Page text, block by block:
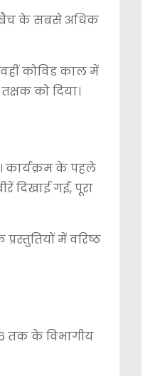
बैच के सबसे अधिक
कोविड काल में
को दिया।
कार्यक्रम के पहले
दिखाई गईं, पूरा
में वरिष्ठ
तक के विभागीय